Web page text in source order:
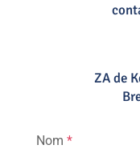
ZA de
Nom *